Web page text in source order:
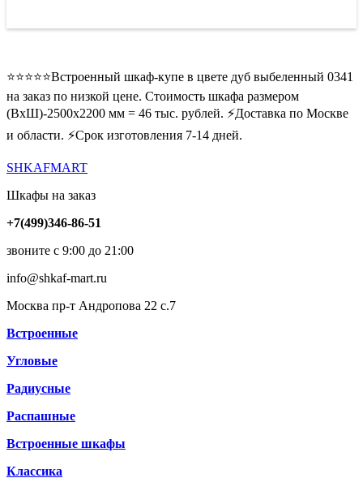
⭐️⭐️⭐️⭐️⭐️Встроенный шкаф-купе в цвете дуб выбеленный 0341
на заказ по низкой цене. Стоимость шкафа размером
(ВхШ)-2500х2200 мм = 46 тыс. рублей. ⚡️Доставка по Москве
и области. ⚡️Срок изготовления 7-14 дней.
SHKAFMART
Шкафы на заказ
+7(499)346-86-51
звоните с 9:00 до 21:00
info@shkaf-mart.ru
Москва пр-т Андропова 22 с.7
Встроенные
Угловые
Радиусные
Распашные
Встроенные шкафы
Классика